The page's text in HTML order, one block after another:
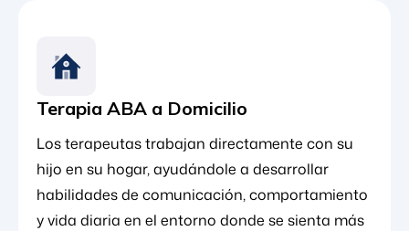
Terapia ABA a Domicilio
Los terapeutas trabajan directamente con su
hijo en su hogar, ayudándole a desarrollar
habilidades de comunicación, comportamiento
y vida diaria en el entorno donde se sienta más